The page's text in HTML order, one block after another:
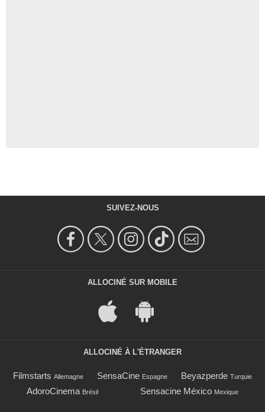
SUIVEZ-NOUS
ALLOCINÉ SUR MOBILE
ALLOCINÉ À L'ÉTRANGER
Filmstarts Allemagne SensaCine Espagne Beyazperde Turquie
AdoroCinema Brésil Sensacine México Mexique